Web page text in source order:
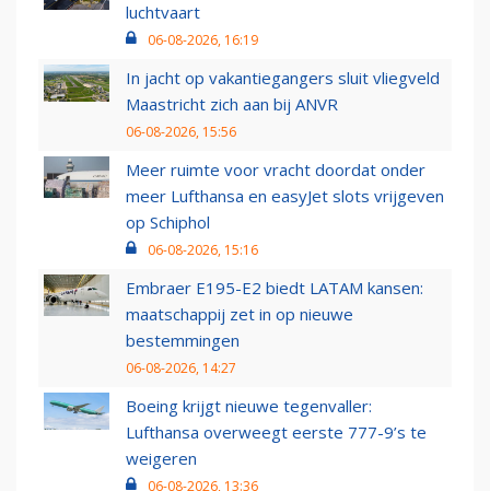
luchtvaart
06-08-2026, 16:19
In jacht op vakantiegangers sluit vliegveld
Maastricht zich aan bij ANVR
06-08-2026, 15:56
Meer ruimte voor vracht doordat onder
meer Lufthansa en easyJet slots vrijgeven
op Schiphol
06-08-2026, 15:16
Embraer E195-E2 biedt LATAM kansen:
maatschappij zet in op nieuwe
bestemmingen
06-08-2026, 14:27
Boeing krijgt nieuwe tegenvaller:
Lufthansa overweegt eerste 777-9’s te
weigeren
06-08-2026, 13:36